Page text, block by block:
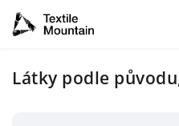
Látky podle původu